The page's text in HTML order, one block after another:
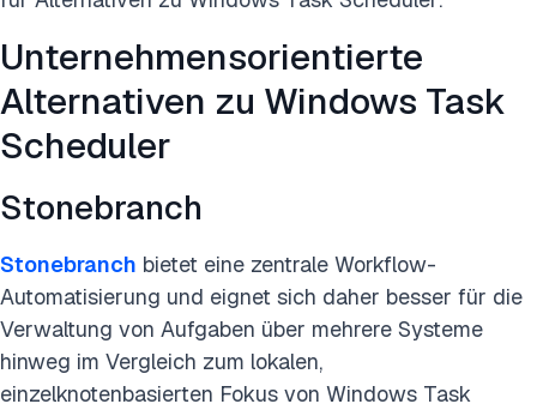
Unternehmensorientierte
Alternativen zu Windows Task
Scheduler
Stonebranch
Stonebranch bietet eine zentrale Workflow-
Automatisierung und eignet sich daher besser für die
Verwaltung von Aufgaben über mehrere Systeme
hinweg im Vergleich zum lokalen,
einzelknotenbasierten Fokus von Windows Task